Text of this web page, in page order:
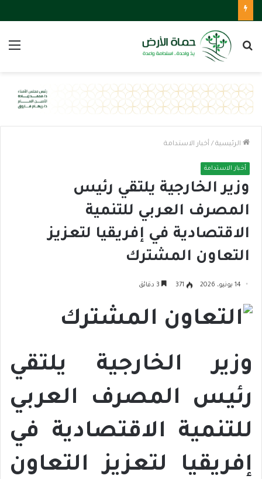
بحث
الرئيسية / أخبار الاستدامة
أخبار الاستدامة
وزير الخارجية يلتقي رئيس
المصرف العربي للتنمية
الاقتصادية في إفريقيا لتعزيز
التعاون المشترك
14 يونيو، 2026 371
وزير الخارجية يلتقي
رئيس المصرف العربي
للتنمية الاقتصادية في
إفريقيا لتعزيز التعاون